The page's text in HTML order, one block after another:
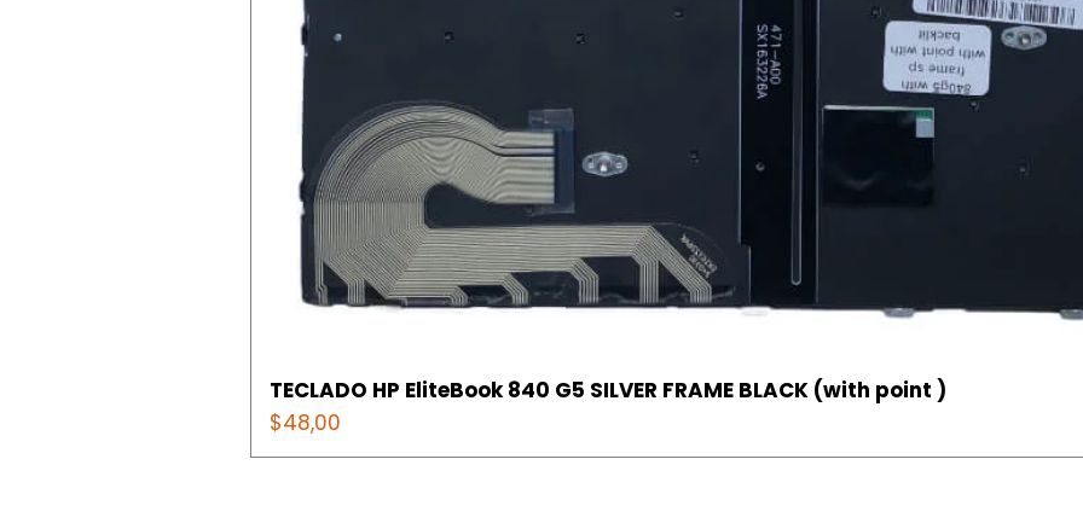
TECLADO HP EliteBook 840 G5 SILVER FRAME BLACK (with point )
Precio
$48,00